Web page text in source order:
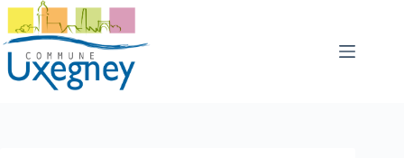
Passer
contenu